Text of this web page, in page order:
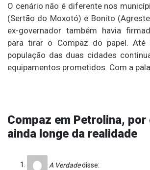
O cenário não é diferente nos
(Sertão do Moxotó) e Bonito
ex-governador também havia
para tirar o Compaz do papel. Até
população das duas cidades
equipamentos prometidos. Com a
Compaz em Petrolina, por
ainda longe da realidade
A Verdadedisse: